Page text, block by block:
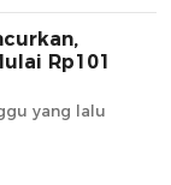
Rp101
yang lalu